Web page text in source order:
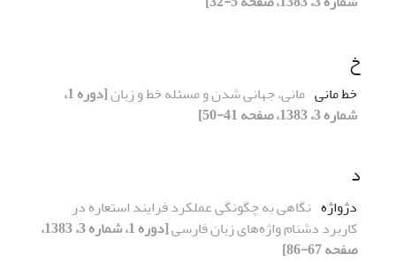
خ
خط مانی مانی، جهانی شدن و مسئله خط و زبان
[دوره 1،
شماره 3، 1383، صفحه 41-50]
د
دژواژه نگاهی به چگونگی عملکرد فرایند استعاره در
کاربرد دشنام واژه‌های زبان فارسی
[دوره 1، شماره 3، 1383،
صفحه 67-86]